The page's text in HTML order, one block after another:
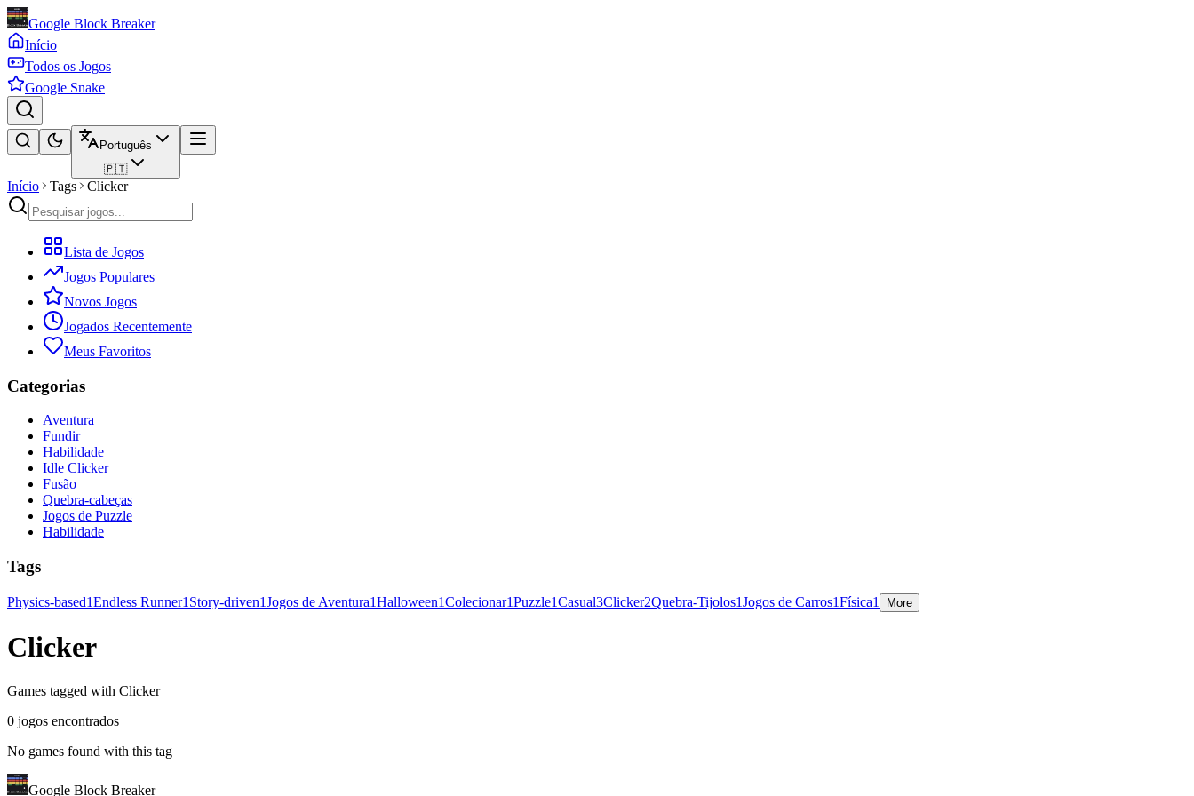
Google Block Breaker
Início
Todos os Jogos
Google Snake
Português
🇵🇹
Início Tags Clicker
Lista de Jogos
Jogos Populares
Novos Jogos
Jogados Recentemente
Meus Favoritos
Categorias
Aventura
Fundir
Habilidade
Idle Clicker
Fusão
Quebra-cabeças
Jogos de Puzzle
Habilidade
Tags
Physics-based1Endless Runner1 Story-driven1Jogos de Aventura1Halloween1Colecionar1Puzzle1Casual3Clicker2Quebra-Tijolos1Jogos de Carros1Física1 More
Clicker
Games tagged with Clicker
0 jogos encontrados
No games found with this tag
Google Block Breaker